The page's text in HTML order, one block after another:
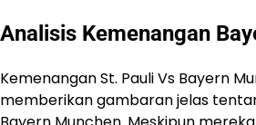
Analisis Kemenangan
Kemenangan St. Pauli Vs Bayern
memberikan gambaran jelas